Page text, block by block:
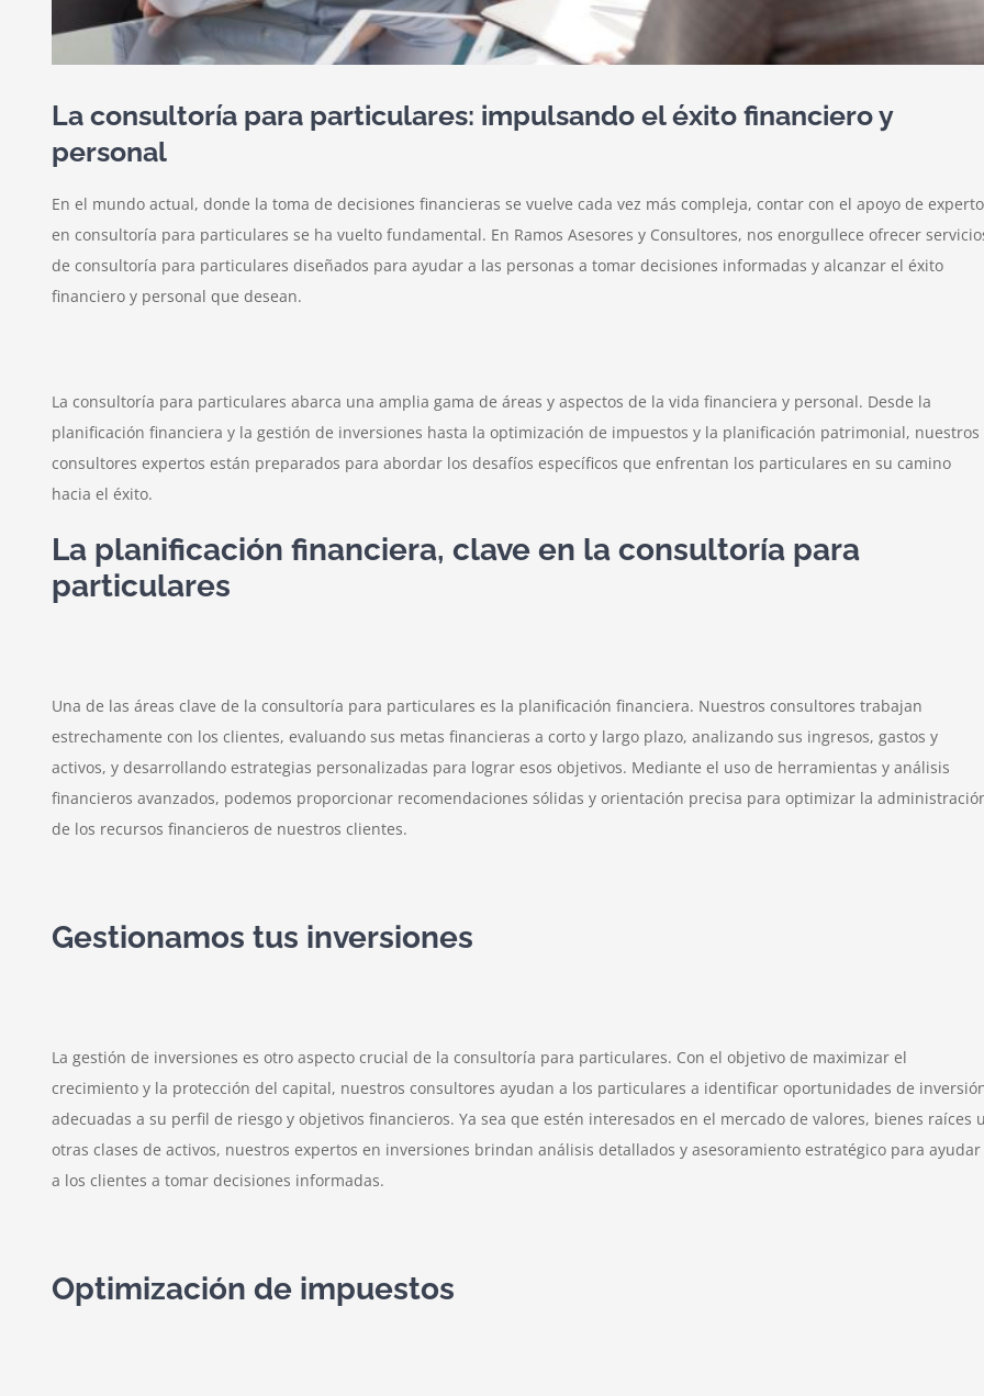
La consultoría para particulares: impulsando el éxito financiero y
personal
En el mundo actual, donde la toma de decisiones financieras se vuelve cada vez más compleja, contar con el apoyo de
en consultoría para particulares se ha vuelto fundamental. En Ramos Asesores y Consultores, nos enorgullece ofrecer
de consultoría para particulares diseñados para ayudar a las personas a tomar decisiones informadas y alcanzar el éxito
financiero y personal que desean.
La consultoría para particulares abarca una amplia gama de áreas y aspectos de la vida financiera y personal. Desde la
planificación financiera y la gestión de inversiones hasta la optimización de impuestos y la planificación patrimonial, nuestros
consultores expertos están preparados para abordar los desafíos específicos que enfrentan los particulares en su camino
hacia el éxito.
La planificación financiera, clave en la consultoría para
particulares
Una de las áreas clave de la consultoría para particulares es la planificación financiera. Nuestros consultores trabajan
estrechamente con los clientes, evaluando sus metas financieras a corto y largo plazo, analizando sus ingresos, gastos y
activos, y desarrollando estrategias personalizadas para lograr esos objetivos. Mediante el uso de herramientas y análisis
financieros avanzados, podemos proporcionar recomendaciones sólidas y orientación precisa para optimizar la
de los recursos financieros de nuestros clientes.
Gestionamos tus inversiones
La gestión de inversiones es otro aspecto crucial de la consultoría para particulares. Con el objetivo de maximizar el
crecimiento y la protección del capital, nuestros consultores ayudan a los particulares a identificar oportunidades de
adecuadas a su perfil de riesgo y objetivos financieros. Ya sea que estén interesados en el mercado de valores, bienes raíces
otras clases de activos, nuestros expertos en inversiones brindan análisis detallados y asesoramiento estratégico para ayudar
a los clientes a tomar decisiones informadas.
Optimización de impuestos